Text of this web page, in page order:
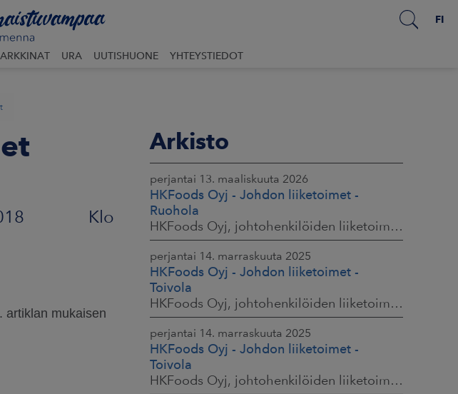
FI
URA UUTISHUONE YHTEYSTIEDOT
Klo
artiklan mukaisen
Arkisto
perjantai 13. maaliskuuta 2026
HKFoods Oyj - Johdon liiketoimet -
Ruohola
HKFoods Oyj, johtohenkilöiden liiketoimet, 13.3.2026 klo 9.30
perjantai 14. marraskuuta 2025
HKFoods Oyj - Johdon liiketoimet -
Toivola
HKFoods Oyj, johtohenkilöiden liiketoimet, 14.11.2025 klo 14.00
perjantai 14. marraskuuta 2025
HKFoods Oyj - Johdon liiketoimet -
Toivola
HKFoods Oyj, johtohenkilöiden liiketoimet, 14.11.2025 klo 11.30